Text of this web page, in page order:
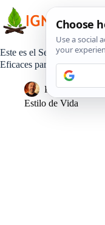
contenido
Este es el Secreto para
Eficaces para el Ardor de
Pedro
Estilo de Vida